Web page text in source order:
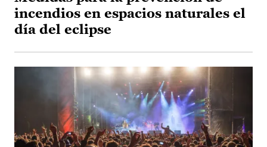
incendios en espacios naturales el
día del eclipse